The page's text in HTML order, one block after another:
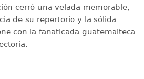
cerró una velada memorable,
de su repertorio y la sólida
con la fanaticada guatemalteca